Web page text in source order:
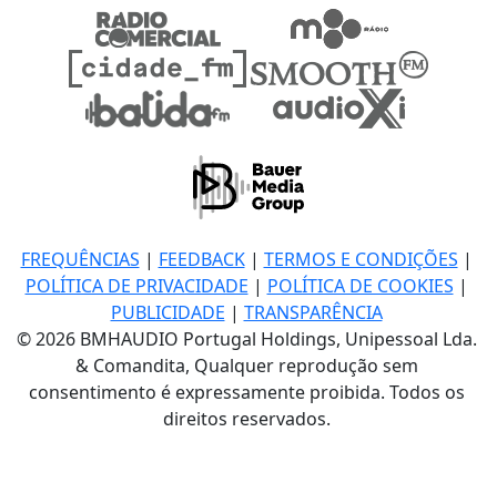
FREQUÊNCIAS | FEEDBACK| TERMOS E CONDIÇÕES |
POLÍTICA DE PRIVACIDADE | POLÍTICA DE COOKIES |
PUBLICIDADE | TRANSPARÊNCIA
© 2026 BMHAUDIO Portugal Holdings, Unipessoal Lda.
& Comandita, Qualquer reprodução sem
consentimento é expressamente proibida. Todos os
direitos reservados.